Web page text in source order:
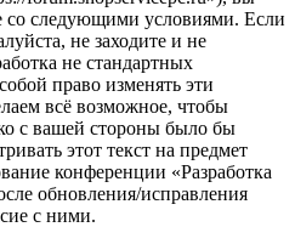
со следующими условиями. Если
не заходите и не
не стандартных
право изменять эти
всё возможное, чтобы
с вашей стороны было бы
этот текст на предмет
конференции «Разработка
обновления/исправления
с ними.